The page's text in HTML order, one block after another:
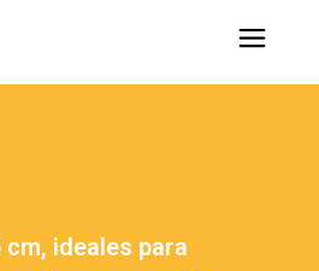
cm, ideales para